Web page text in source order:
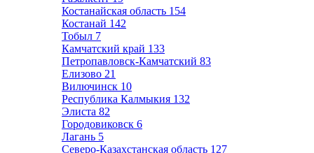
Костанайская область 154
Костанай 142
Тобыл 7
Камчатский край 133
Петропавловск-Камчатский 83
Елизово 21
Вилючинск 10
Республика Калмыкия 132
Элиста 82
Городовиковск 6
Лагань 5
Северо-Казахстанская область 127